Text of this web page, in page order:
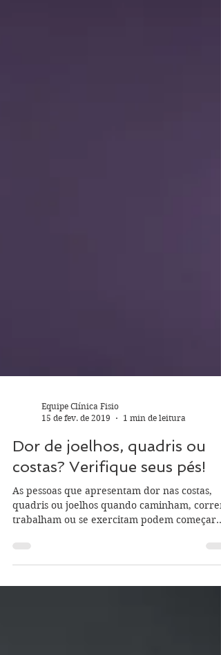
15 de fev. de 2019
1 min de leitura
Dor de joelhos, quadris ou
costas? Verifique seus pés!
As pessoas que apresentam dor nas costas,
quadris ou joelhos quando caminham,
trabalham ou se exercitam podem começar